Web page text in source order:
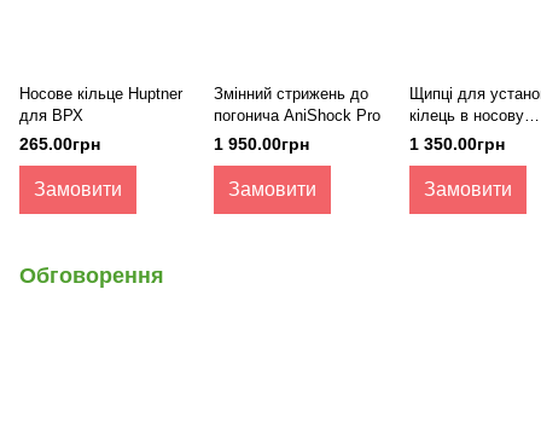
Носове кільце Huptner
для ВРХ
265.00грн
Замовити
Змінний стрижень до
погонича AniShock Pro
1 950.00грн
Замовити
Щипці для
кілець в носову
перегородку
1 350.00грн
Замовити
Обговорення